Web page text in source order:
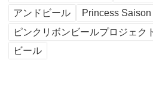
アンドビール
Princess Saison
ピンクリボンビールプロジェク
ビール